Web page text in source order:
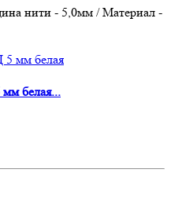
нити - 5,0мм / Материал -
белая...